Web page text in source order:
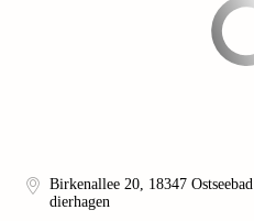
Birkenallee 20, 18347 Ostseebad
dierhagen